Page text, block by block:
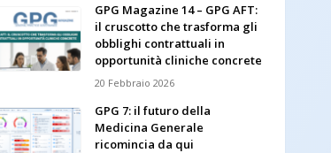
GPG Magazine 14 – GPG AFT:
il cruscotto che trasforma gli
obblighi contrattuali in
opportunità cliniche concrete
20 Febbraio 2026
GPG 7: il futuro della
Medicina Generale
ricomincia da qui